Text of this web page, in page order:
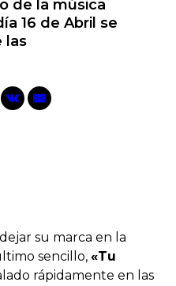
de la música
16 de Abril se
las
su marca en la
sencillo, «Tu
rápidamente en las